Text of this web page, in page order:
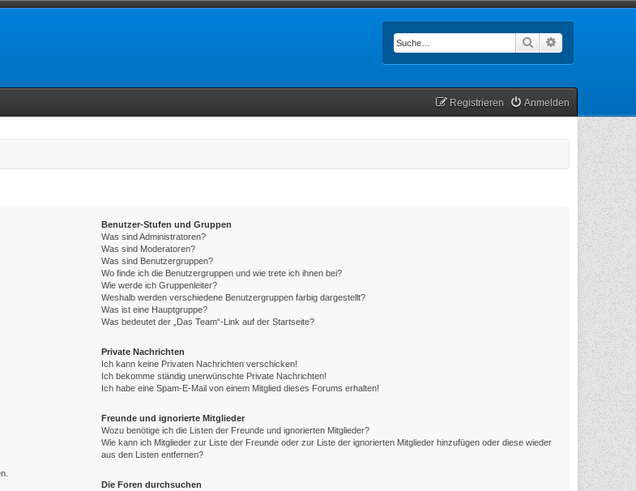
Suche
Anmelden
Registrieren
Benutzer-Stufen und Gruppen
Was sind Administratoren?
Was sind Moderatoren?
Was sind Benutzergruppen?
Wo finde ich die Benutzergruppen und wie trete ich ihnen bei?
Wie werde ich Gruppenleiter?
Weshalb werden verschiedene Benutzergruppen farbig dargestellt?
Was ist eine Hauptgruppe?
Was bedeutet der „Das Team“-Link auf der Startseite?
Private Nachrichten
Ich kann keine Privaten Nachrichten verschicken!
Ich bekomme ständig unerwünschte Private Nachrichten!
Ich habe eine Spam-E-Mail von einem Mitglied dieses Forums erhalten!
Freunde und ignorierte Mitglieder
Wozu benötige ich die Listen der Freunde und ignorierten Mitglieder?
Wie kann ich Mitglieder zur Liste der Freunde oder zur Liste der ignorierten Mitglieder hinzufügen oder diese wieder
aus den Listen entfernen?
Die Foren durchsuchen